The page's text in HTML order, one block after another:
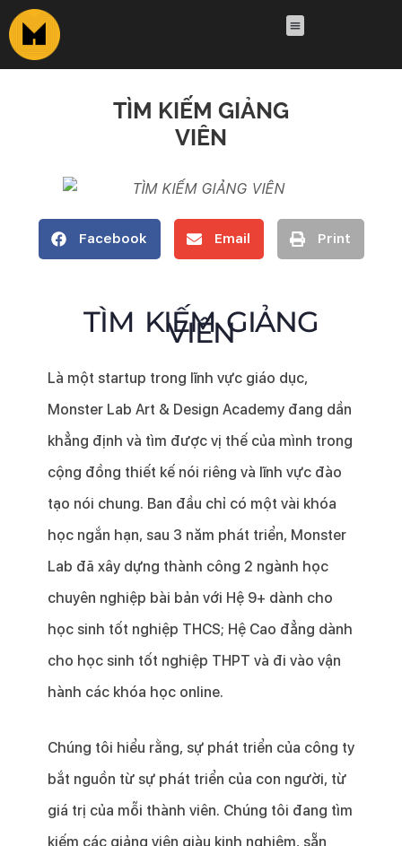
TÌM KIẾM GIẢNG
VIÊN
Facebook Email Print
TÌM KIẾM GIẢNG
VIÊN
Là một startup trong lĩnh vực giáo dục,
Monster Lab Art & Design Academy đang dần
khẳng định và tìm được vị thế của mình trong
cộng đồng thiết kế nói riêng và lĩnh vực đào
tạo nói chung. Ban đầu chỉ có một vài khóa
học ngắn hạn, sau 3 năm phát triển, Monster
Lab đã xây dựng thành công 2 ngành học
chuyên nghiệp bài bản với Hệ 9+ dành cho
học sinh tốt nghiệp THCS; Hệ Cao đẳng dành
cho học sinh tốt nghiệp THPT và đi vào vận
hành các khóa học online.
Chúng tôi hiểu rằng, sự phát triển của công ty
bắt nguồn từ sự phát triển của con người, từ
giá trị của mỗi thành viên. Chúng tôi đang tìm
kiếm các giảng viên giàu kinh nghiệm, sẵn